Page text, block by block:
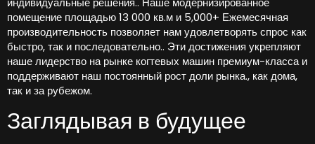
помещение площадью 13 000 кв.м и 5,000+ Ежемесячная
производительность позволяет нам удовлетворять спрос как
быстро, так и последовательно.. Эти достижения укрепляют
наше лидерство на рынке когтевых машин премиум-класса и
поддерживают наш постоянный рост доли рынка., как дома,
так и за рубежом.
Заглядывая в будущее